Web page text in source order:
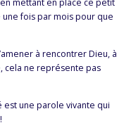
fois par mois pour que
à rencontrer Dieu, à
cela ne représente pas
est une parole vivante qui